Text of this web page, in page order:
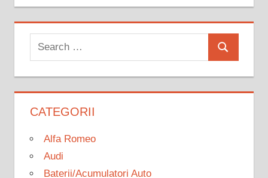
Search
for:
Search
CATEGORII
Alfa Romeo
Audi
Baterii/Acumulatori Auto